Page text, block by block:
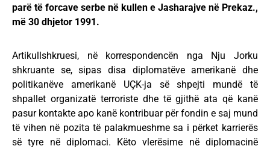
parë të forcave serbe në kullen e Jasharajve në Prekaz.,
më 30 dhjetor 1991.
Artikullshkruesi, në korrespondencën nga Nju Jorku
shkruante se, sipas disa diplomatëve amerikanë dhe
politikanëve amerikanë UÇK-ja së shpejti mundë të
shpallet organizatë terroriste dhe të gjithë ata që kanë
pasur kontakte apo kanë kontribuar për fondin e saj mund
të vihen në pozita të palakmueshme sa i përket karrierës
së tyre në diplomaci. Këto vlerësime në diplomacinë